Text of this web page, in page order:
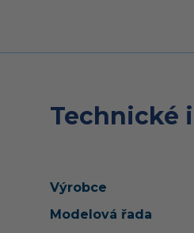
Technické
Výrobce
Modelová řada